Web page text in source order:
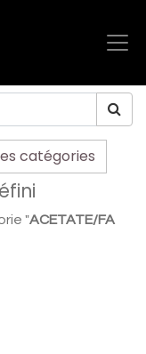
catégories
"ACETATE/FA